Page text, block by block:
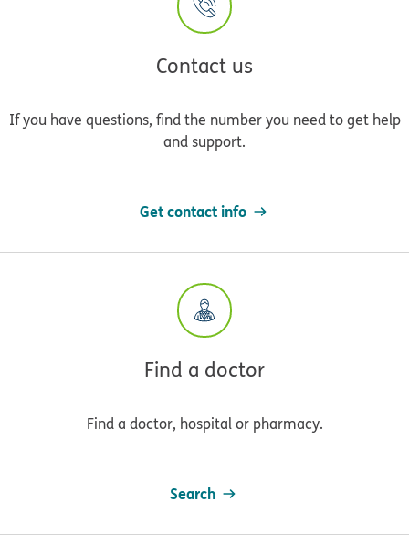
Contact us
If you have questions, find the number you need to get help
and support.
Get contact info
Find a doctor
Find a doctor, hospital or pharmacy.
Search